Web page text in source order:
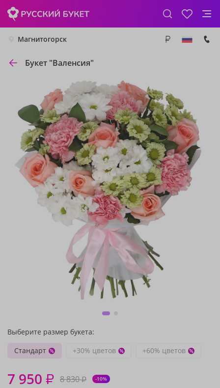
Магнитогорск
Букет "Валенсия"
Выберите размер букета:
Стандарт
+30% цветов +60% цветов
7 950 ₽ 8 830₽ -10%